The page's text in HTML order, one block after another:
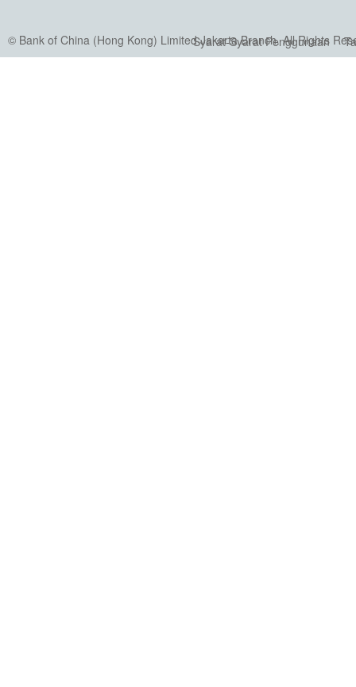
© Bank of China (Hong Kong) Limited Jakarta Branch. All Rights
Syarat-Syarat Penggunaan